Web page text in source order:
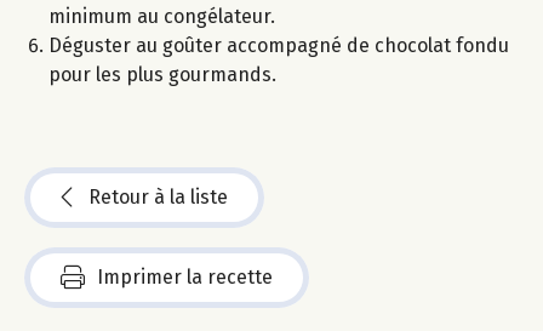
minimum au congélateur.
Déguster au goûter accompagné de chocolat fondu
pour les plus gourmands.
Retour à la liste
Imprimer la recette